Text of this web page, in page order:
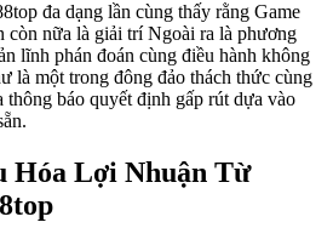
đa dạng lần cùng thấy rằng Game
còn nữa là giải trí Ngoài ra là phương
lĩnh phán đoán cùng điều hành không
là một trong đông đảo thách thức cùng
thông báo quyết định gấp rút dựa vào
Hóa Lợi Nhuận Từ